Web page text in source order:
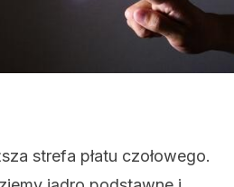
strefa płatu czołowego.